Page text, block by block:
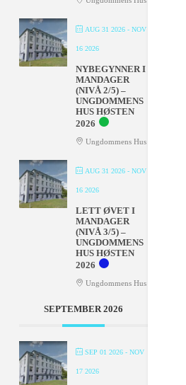
AUG 31 2026- NOV
16 2026
NYBEGYNNER I
MANDAGER
(NIVÅ 2/5) –
UNGDOMMENS
HUS HØSTEN
2026
Ungdommens Hus
AUG 31 2026- NOV
16 2026
LETT ØVET I
MANDAGER
(NIVÅ 3/5) –
UNGDOMMENS
HUS HØSTEN
2026
Ungdommens Hus
SEPTEMBER 2026
SEP 01 2026- NOV
17 2026